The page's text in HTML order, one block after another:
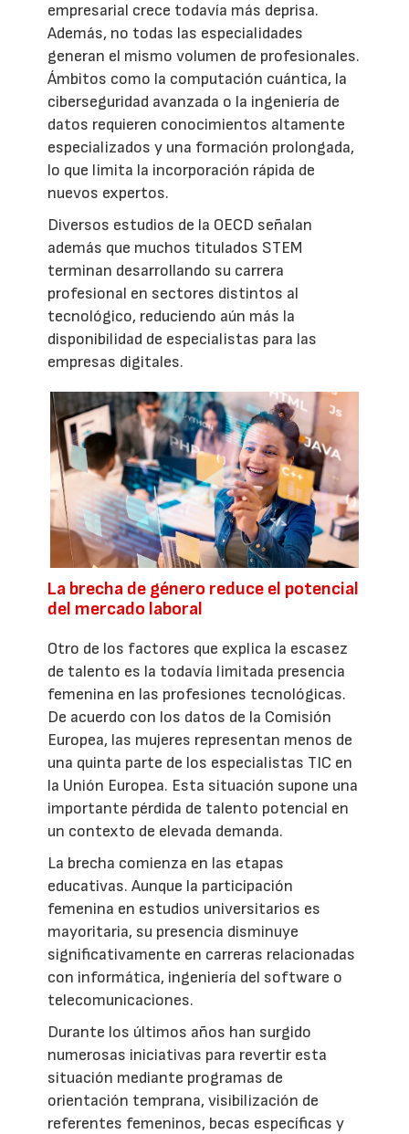
empresarial crece todavía más deprisa.
Además, no todas las especialidades
generan el mismo volumen de profesionales.
Ámbitos como la computación cuántica, la
ciberseguridad avanzada o la ingeniería de
datos requieren conocimientos altamente
especializados y una formación prolongada,
lo que limita la incorporación rápida de
nuevos expertos.
Diversos estudios de la OECD señalan
además que muchos titulados STEM
terminan desarrollando su carrera
profesional en sectores distintos al
tecnológico, reduciendo aún más la
disponibilidad de especialistas para las
empresas digitales.
La brecha de género reduce el potencial
del mercado laboral
Otro de los factores que explica la escasez
de talento es la todavía limitada presencia
femenina en las profesiones tecnológicas.
De acuerdo con los datos de la Comisión
Europea, las mujeres representan menos de
una quinta parte de los especialistas TIC en
la Unión Europea. Esta situación supone una
importante pérdida de talento potencial en
un contexto de elevada demanda.
La brecha comienza en las etapas
educativas. Aunque la participación
femenina en estudios universitarios es
mayoritaria, su presencia disminuye
significativamente en carreras relacionadas
con informática, ingeniería del software o
telecomunicaciones.
Durante los últimos años han surgido
numerosas iniciativas para revertir esta
situación mediante programas de
orientación temprana, visibilización de
referentes femeninos, becas específicas y